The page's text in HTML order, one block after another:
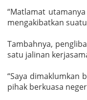
“Matlamat
mengakibatkan
Tambahnya,
satu jalinan
“Saya dimaklumkan
pihak berkuasa